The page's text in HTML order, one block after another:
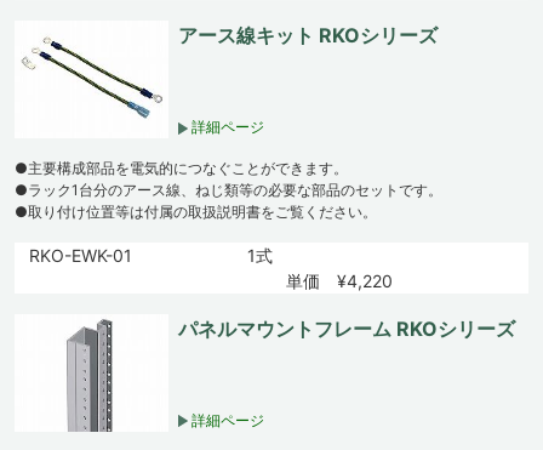
アース線キット RKOシリーズ
詳細ページ
●主要構成部品を電気的につなぐことができます。
●ラック1台分のアース線、ねじ類等の必要な部品のセットです。
●取り付け位置等は付属の取扱説明書をご覧ください。
RKO-EWK-01
1式
単価 ¥4,220
パネルマウントフレーム RKOシリーズ
詳細ページ